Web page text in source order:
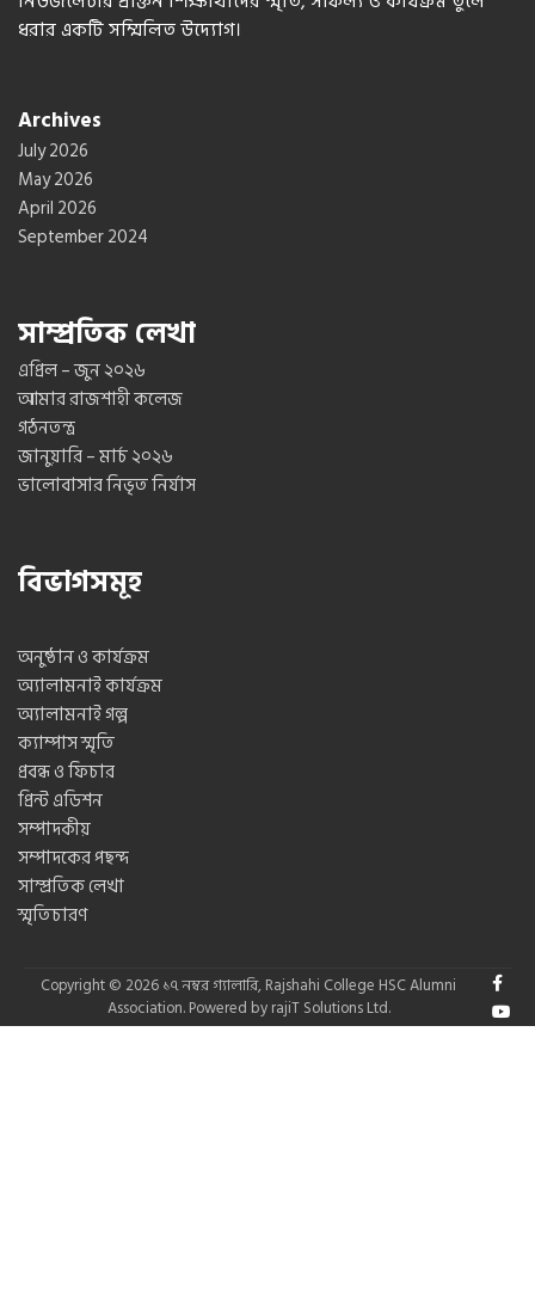
ধরার একটি সম্মিলিত উদ্যোগ।
Archives
July 2026
May 2026
April 2026
September 2024
সাম্প্রতিক লেখা
এপ্রিল – জুন ২০২৬
আমার রাজশাহী কলেজ
গঠনতন্ত্র
জানুয়ারি – মার্চ ২০২৬
ভালোবাসার নিভৃত নির্যাস
বিভাগসমূহ
অনুষ্ঠান ও কার্যক্রম
অ্যালামনাই কার্যক্রম
অ্যালামনাই গল্প
ক্যাম্পাস স্মৃতি
প্রবন্ধ ও ফিচার
প্রিন্ট এডিশন
সম্পাদকীয়
সম্পাদকের পছন্দ
সাম্প্রতিক লেখা
স্মৃতিচারণ
Copyright © 2026 ১৭ নম্বর গ্যালারি, Rajshahi College HSC Alumni
Association.Powered by rajiT Solutions Ltd.